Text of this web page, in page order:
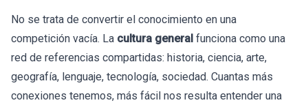
No se trata de convertir el conocimiento en una
competición vacía. La cultura general funciona como una
red de referencias compartidas: historia, ciencia, arte,
geografía, lenguaje, tecnología, sociedad. Cuantas más
conexiones tenemos, más fácil nos resulta entender una